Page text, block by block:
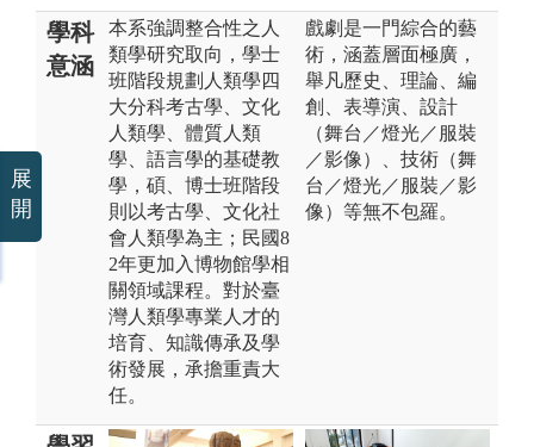
學科
意涵
本系強調整合性之人
類學研究取向，學士
班階段規劃人類學四
大分科考古學、文化
人類學、體質人類
學、語言學的基礎教
學，碩、博士班階段
則以考古學、文化社
會人類學為主；民國8
2年更加入博物館學相
關領域課程。對於臺
灣人類學專業人才的
培育、知識傳承及學
術發展，承擔重責大
任。
戲劇是一門綜合的藝
術，涵蓋層面極廣，
舉凡歷史、理論、編
創、表導演、設計
（舞台／燈光／服裝
／影像）、技術（舞
台／燈光／服裝／影
像）等無不包羅。
展
開